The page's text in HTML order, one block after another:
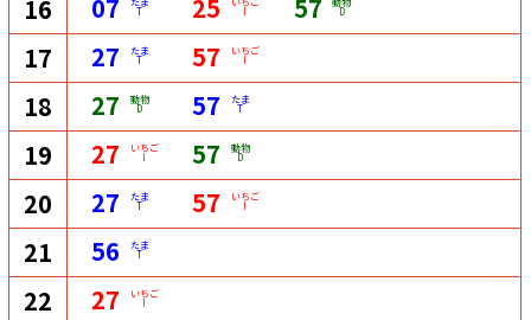
16 07 T 25 I 57 D
17 27 たま
T 57 いちご
I
18 27 動物
D 57 たま
T
19 27 いちご
I 57 動物
D
20 27 たま
T 57 いちご
I
21 56 たま
T
22 27 いちご
I